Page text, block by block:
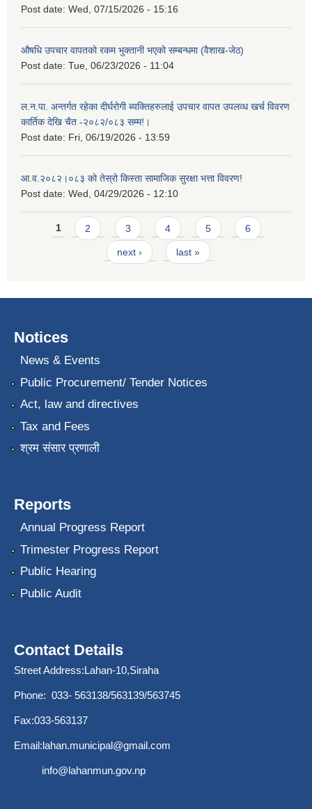
Post date: Wed, 07/15/2026 - 15:16
औषधि उपचार वापतको रकम भुक्तानी भएको सम्बन्धमा (वैशाख-जेठ)
Post date: Tue, 06/23/2026 - 11:04
ल.न.पा. अन्तर्गत रहेका दीर्घरोगी ब्यक्तिहरुलाई उपचार वापत उपलव्ध खर्च विवरण
कार्तिक देखि चैत -२०८२/०८३ सम्म!।
Post date: Fri, 06/19/2026 - 13:59
आ.व.२०८२।०८३ को तेस्रो किस्ता सामाजिक सुरक्षा भत्ता विवरण!
Post date: Wed, 04/29/2026 - 12:10
Pages
1 2 3 4 5 6
next › last »
Notices
News & Events
Public Procurement/ Tender Notices
Act, law and directives
Tax and Fees
श्रम संसार प्रणाली
Reports
Annual Progress Report
Trimester Progress Report
Public Hearing
Public Audit
Contact Details
Street Address:Lahan-10,Siraha
Phone: 033- 563138/563139/563745
Fax:033-563137
Email:lahan.municipal@gmail.com
info@lahanmun.gov.np